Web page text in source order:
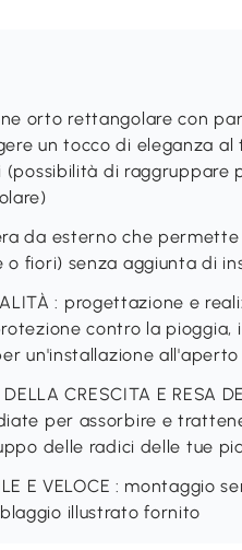
orto rettangolare con
un tocco di eleganza
(possibilità di raggruppare
da esterno che
o fiori) senza aggiunta di
: progettazione e
contro la pioggia,
un'installazione
CRESCITA E RESA
per assorbire e
delle radici delle tue
E VELOCE : montaggio
illustrato fornito